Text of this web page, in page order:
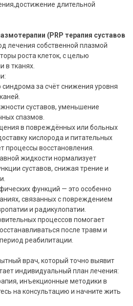
длительной
(PRP терапия суставов
лечения собственной плазмой
роста клеток, с целью
в тканях.
синдрома за счёт снижения уровня
суставов, уменьшение
спазмов.
в повреждённых или больных
кислорода и питательных
процессы восстановления.
жидкости нормализует
суставов, снижая трение и
функций — это особенно
связанных с повреждением
и радикулопатии.
процессов помогает
после травм и
реабилитации.
врач, который точно выявит
индивидуальный план лечения:
инъекционные методики в
на консультацию и начните жить